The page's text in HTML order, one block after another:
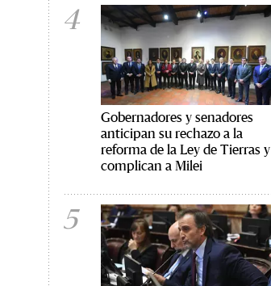
4
Gobernadores y senadores
anticipan su rechazo a la
reforma de la Ley de Tierras y
complican a Milei
5